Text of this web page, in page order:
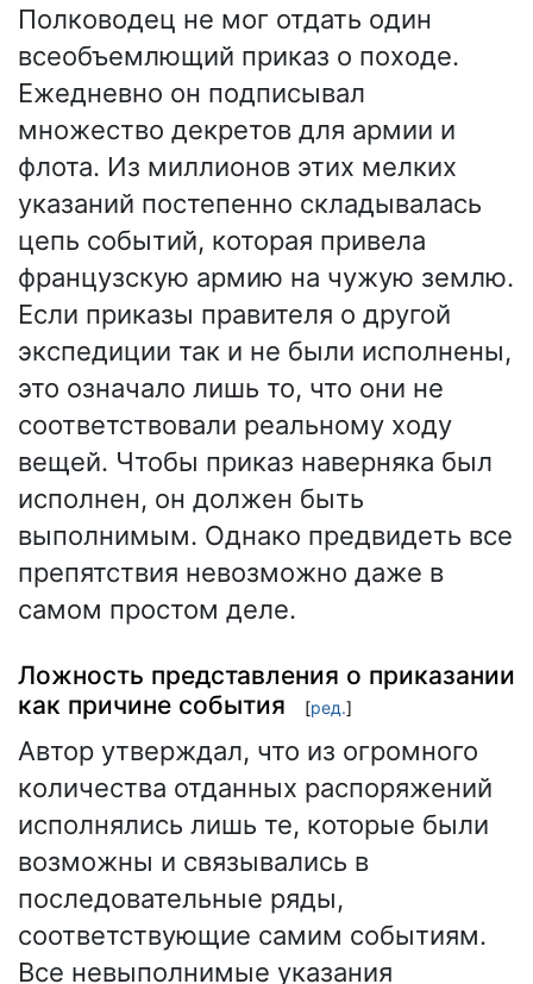
Полководец не мог отдать один
всеобъемлющий приказ о походе.
Ежедневно он подписывал
множество декретов для армии и
флота. Из миллионов этих мелких
указаний постепенно складывалась
цепь событий, которая привела
французскую армию на чужую землю.
Если приказы правителя о другой
экспедиции так и не были исполнены,
это означало лишь то, что они не
соответствовали реальному ходу
вещей. Чтобы приказ наверняка был
исполнен, он должен быть
выполнимым. Однако предвидеть все
препятствия невозможно даже в
самом простом деле.
Ложность представления о приказании
как причине события
[ред.]
Автор утверждал, что из огромного
количества отданных распоряжений
исполнялись лишь те, которые были
возможны и связывались в
последовательные ряды,
соответствующие самим событиям.
Все невыполнимые указания